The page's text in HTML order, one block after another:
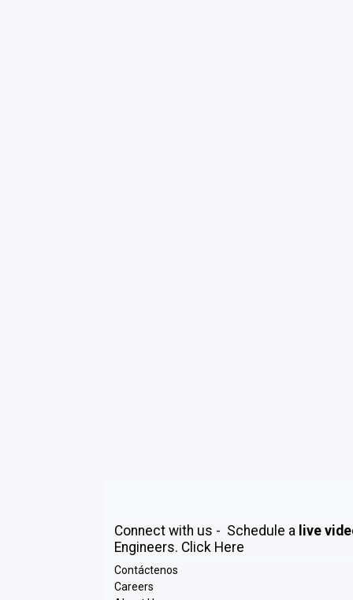
Connect with us - Schedule a live
Engineers. Click Here
Contáctenos
Careers